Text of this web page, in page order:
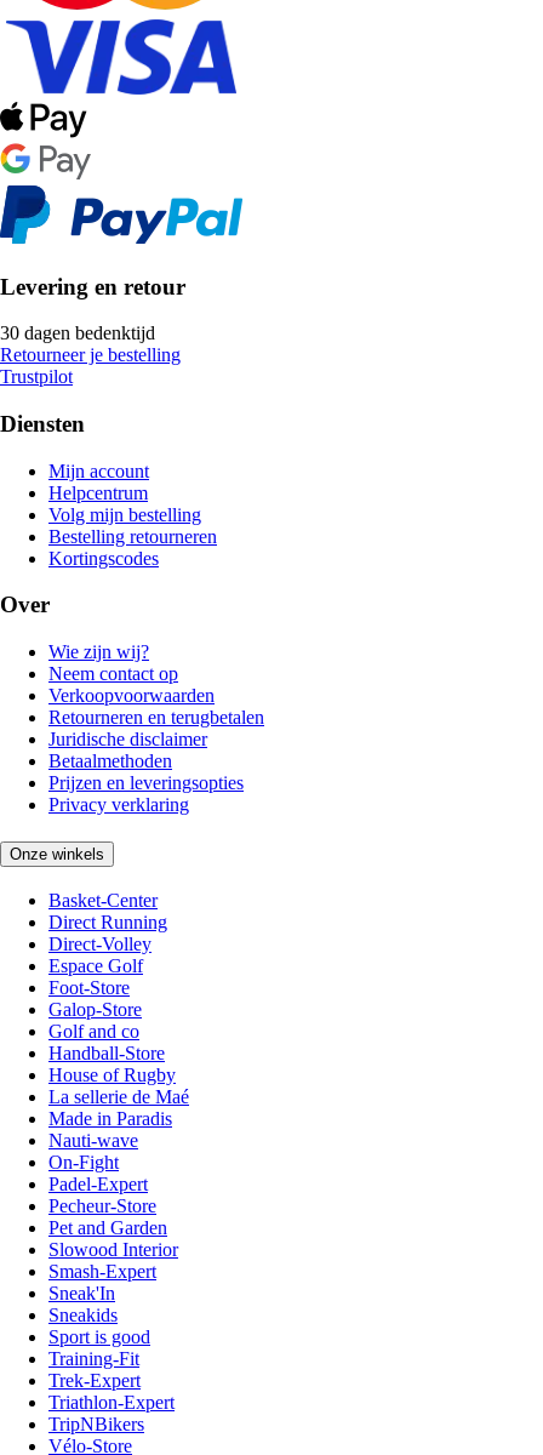
Levering en retour
30 dagen bedenktijd
Retourneer je bestelling
Trustpilot
Diensten
Mijn account
Helpcentrum
Volg mijn bestelling
Bestelling retourneren
Kortingscodes
Over
Wie zijn wij?
Neem contact op
Verkoopvoorwaarden
Retourneren en terugbetalen
Juridische disclaimer
Betaalmethoden
Prijzen en leveringsopties
Privacy verklaring
Onze winkels
Basket-Center
Direct Running
Direct-Volley
Espace Golf
Foot-Store
Galop-Store
Golf and co
Handball-Store
House of Rugby
La sellerie de Maé
Made in Paradis
Nauti-wave
On-Fight
Padel-Expert
Pecheur-Store
Pet and Garden
Slowood Interior
Smash-Expert
Sneak'In
Sneakids
Sport is good
Training-Fit
Trek-Expert
Triathlon-Expert
TripNBikers
Vélo-Store